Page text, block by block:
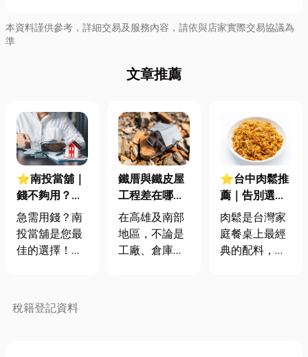
本資料謹供參考，詳細交易及服務內容，請依與店家實際交易協議為
準
文章推薦
⭐南投當舖｜
錢不夠用？就
找精選南投當
舖推薦快速撥
款，當舖借款
急需用錢？南
投當舖是您最
佳的選擇！比
舖提供更快
速、更彈性的
鐵厝與鐵皮屋
工程差在哪？
從結構、施工
到用途，專業
鐵工廠一次說
在高雄及南部
地區，不論是
工廠、倉庫、
⭐台中肉鬆推
薦｜告別選擇
障礙！ 一次搞
懂肉鬆種類、
選購要點
肉鬆是台灣家
庭餐桌上最經
典的配料，無
稅籍登記資料